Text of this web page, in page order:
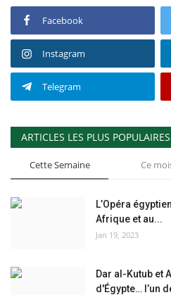
Facebook
Instagram
Telegram
ARTICLES LES PLUS POPULAIRES
Cette Semaine Ce
L’Opéra
Afrique et au...
Jan 19, 2023
Dar al-Kutub et
d'Égypte… l’un